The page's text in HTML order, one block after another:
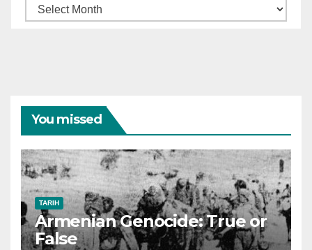
Arşiv
You missed
TARIH
Armenian Genocide: True or
False